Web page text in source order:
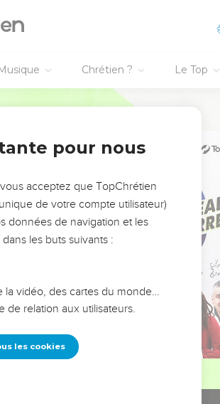
Chrétien ? Le Top
pour nous
acceptez que TopChrétien
de votre compte utilisateur)
données de navigation et les
les buts suivants :
la vidéo, des cartes du monde…
de relation aux utilisateurs.
les cookies